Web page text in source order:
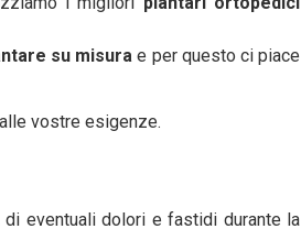
su misura e per questo ci piace
vostre esigenze.
eventuali dolori e fastidi durante la